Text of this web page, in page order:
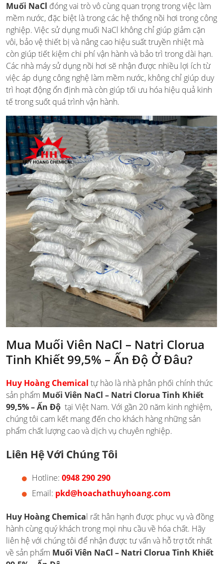
Muối NaCl đóng vai trò vô cùng quan trọng trong việc làm
mềm nước, đặc biệt là trong các hệ thống nồi hơi trong công
nghiệp. Việc sử dụng muối NaCl không chỉ giúp giảm cặn
vôi, bảo vệ thiết bị và nâng cao hiệu suất truyền nhiệt mà
còn giúp tiết kiệm chi phí vận hành và bảo trì trong dài hạn.
Các nhà máy sử dụng nồi hơi sẽ nhận được nhiều lợi ích từ
việc áp dụng công nghệ làm mềm nước, không chỉ giúp duy
trì hoạt động ổn định mà còn giúp tối ưu hóa hiệu quả kinh
tế trong suốt quá trình vận hành.
Mua Muối Viên NaCl – Natri Clorua
Tinh Khiết 99,5% – Ấn Độ Ở Đâu?
Huy Hoàng Chemical tự hào là nhà phân phối chính thức
sản phẩm Muối Viên NaCl – Natri Clorua Tinh Khiết
99,5% – Ấn Độ tại Việt Nam. Với gần 20 năm kinh nghiệm,
chúng tôi cam kết mang đến cho khách hàng những sản
phẩm chất lượng cao và dịch vụ chuyên nghiệp.
Liên Hệ Với Chúng Tôi
Hotline: 0948 290 290
Email: pkd@hoachathuyhoang.com
Huy Hoàng Chemical rất hân hạnh được phục vụ và đồng
hành cùng quý khách trong mọi nhu cầu về hóa chất. Hãy
liên hệ với chúng tôi để nhận được tư vấn và hỗ trợ tốt nhất
về sản phẩm Muối Viên NaCl – Natri Clorua Tinh Khiết